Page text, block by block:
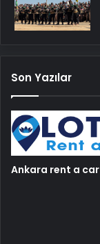
Son Yazılar
Ankara rent a car